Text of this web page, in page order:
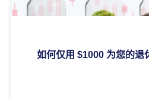
如何仅用 $1000 为您的退